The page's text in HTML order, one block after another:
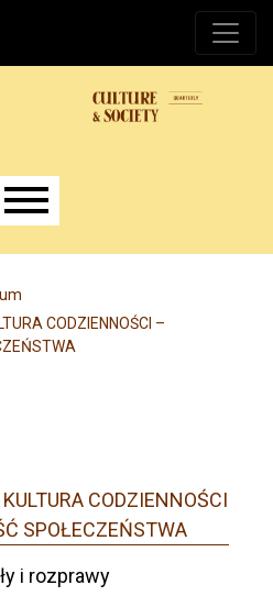
CODZIENNOŚCI –
CODZIENNOŚCI
SPOŁECZEŃSTWA
i rozprawy